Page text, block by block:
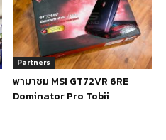
Partners
พามาชม MSI GT72VR 6RE
Dominator Pro Tobii